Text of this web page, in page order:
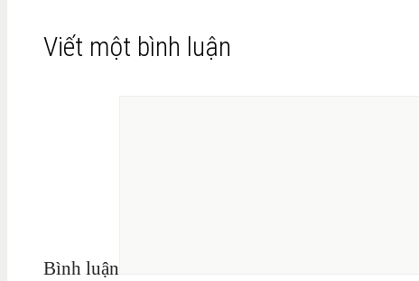
Viết một bình luận
Bình luận